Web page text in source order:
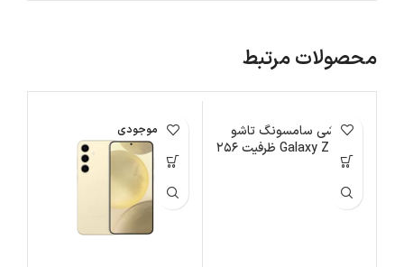
محصولات مرتبط
اتمام موجودی
گوشی سامسونگ تاشو
Galaxy Z Flip 6 ظرفیت ۲۵۶
اتمام موجودی